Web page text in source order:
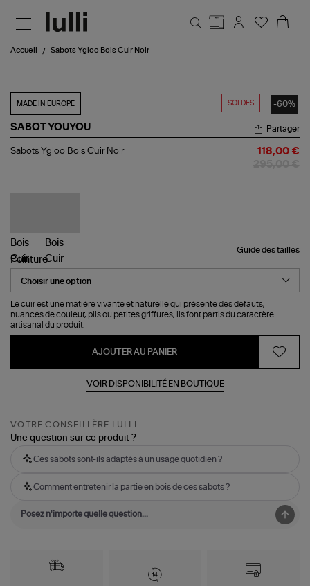
Accueil Sabots Ygloo Bois Cuir Noir
SOLDES -60%
MADE IN EUROPE
SABOT YOUYOU
Sabots
Partager
Sabots Ygloo Bois Cuir Noir 118,00 €
Guide des tailles
Pointure
Le cuir est une matière vivante et naturelle qui présente des défauts,
nuances de couleur, plis ou petites griffures, ils font partis du caractère
artisanal du produit.
AJOUTER AU PANIER
VOIR DISPONIBILITÉ EN BOUTIQUE
VOTRE CONSEILLÈRE LULLI
Une question sur ce produit ?
Ces sabots sont-ils adaptés à un usage quotidien ?
Comment entretenir la partie en bois de ces sabots ?